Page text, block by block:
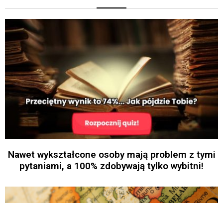
Nawet wykształcone osoby mają problem z tymi
pytaniami, a 100% zdobywają tylko wybitni!